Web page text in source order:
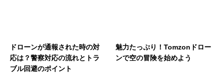
ドローンが通報された時の対
応は？警察対応の流れとトラ
ブル回避のポイント
魅力たっぷり！Tomzonドロー
ンで空の冒険を始めよう